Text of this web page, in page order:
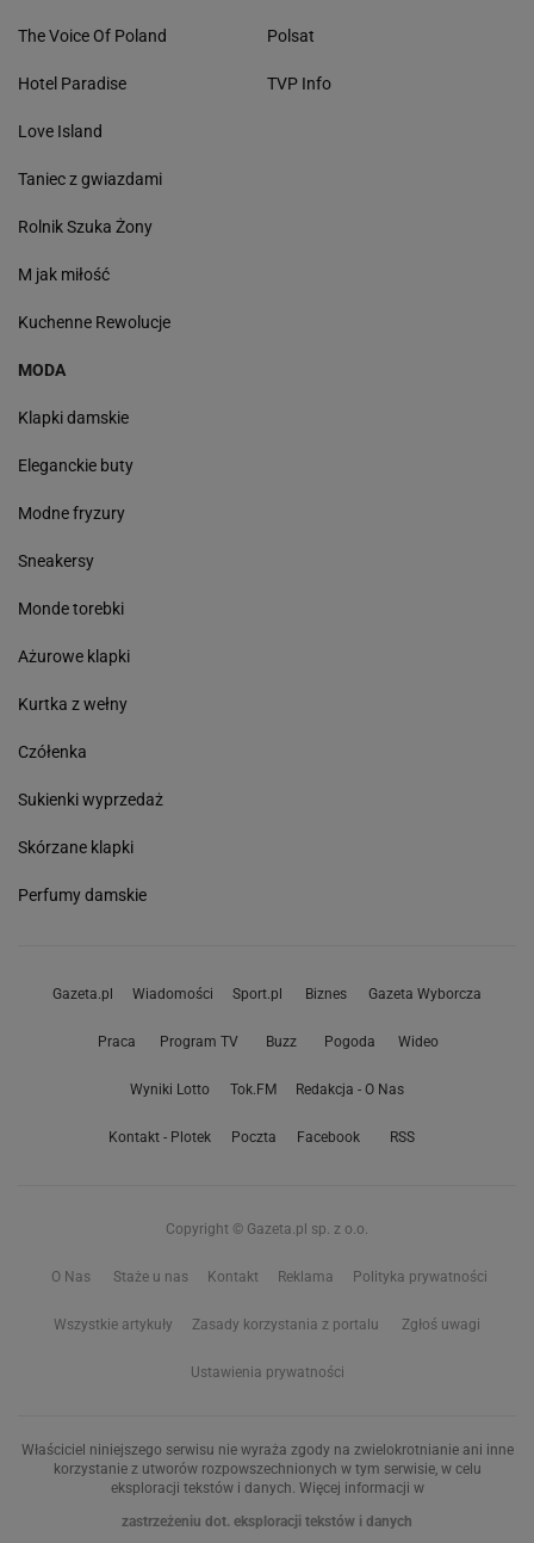
The Voice Of Poland
Hotel Paradise
Love Island
Taniec z gwiazdami
Rolnik Szuka Żony
M jak miłość
Kuchenne Rewolucje
Polsat
TVP Info
MODA
Klapki damskie
Eleganckie buty
Modne fryzury
Sneakersy
Monde torebki
Ażurowe klapki
Kurtka z wełny
Czółenka
Sukienki wyprzedaż
Skórzane klapki
Perfumy damskie
Gazeta.pl Wiadomości Sport.pl Biznes Gazeta Wyborcza
Praca Program TV Buzz Pogoda Wideo
Wyniki Lotto Tok.FM Redakcja - O Nas
Kontakt - Plotek Poczta Facebook RSS
Copyright © Gazeta.pl sp. z o.o.
O Nas Staże u nas Kontakt Reklama Polityka prywatności
Wszystkie artykuły Zasady korzystania z portalu Zgłoś uwagi
Ustawienia prywatności
Właściciel niniejszego serwisu nie wyraża zgody na zwielokrotnianie ani inne
korzystanie z utworów rozpowszechnionych w tym serwisie, w celu
eksploracji tekstów i danych. Więcej informacji w
zastrzeżeniu dot. eksploracji tekstów i danych